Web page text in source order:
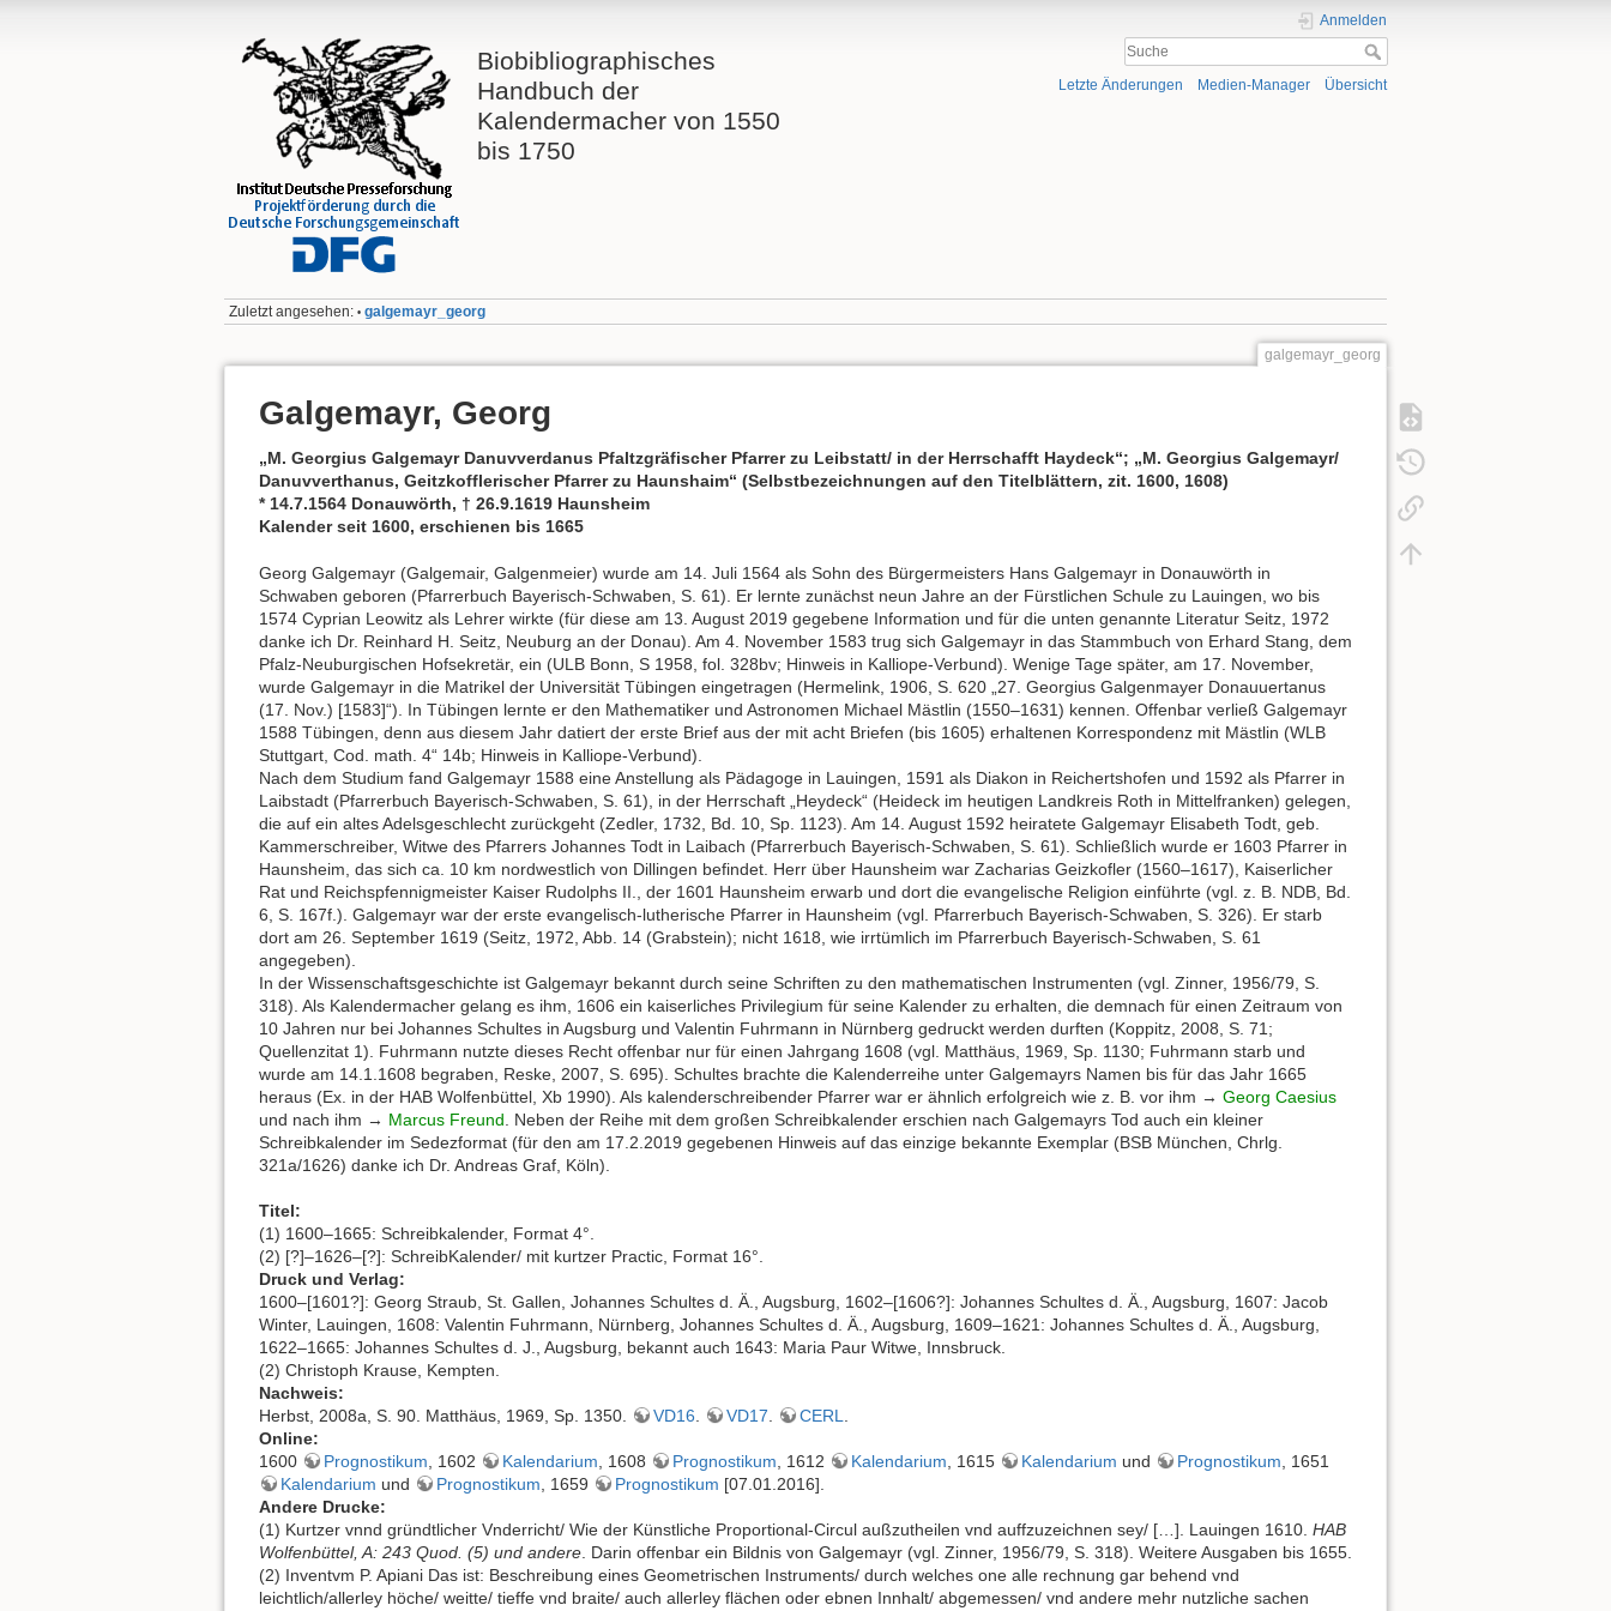
Biobibliographisches
Handbuch der
Kalendermacher von 1550
bis 1750
Anmelden
Letzte Änderungen Medien-Manager Übersicht
Zuletzt angesehen: • galgemayr_georg
galgemayr_georg
Galgemayr, Georg
„M. Georgius Galgemayr Danuvverdanus Pfaltzgräfischer Pfarrer zu Leibstatt/ in der Herrschafft Haydeck“; „M. Georgius Galgemayr/
Danuvverthanus, Geitzkofflerischer Pfarrer zu Haunshaim“ (Selbstbezeichnungen auf den Titelblättern, zit. 1600, 1608)
* 14.7.1564 Donauwörth, † 26.9.1619 Haunsheim
Kalender seit 1600, erschienen bis 1665
Georg Galgemayr (Galgemair, Galgenmeier) wurde am 14. Juli 1564 als Sohn des Bürgermeisters Hans Galgemayr in Donauwörth in
Schwaben geboren (Pfarrerbuch Bayerisch-Schwaben, S. 61). Er lernte zunächst neun Jahre an der Fürstlichen Schule zu Lauingen, wo bis
1574 Cyprian Leowitz als Lehrer wirkte (für diese am 13. August 2019 gegebene Information und für die unten genannte Literatur Seitz, 1972
danke ich Dr. Reinhard H. Seitz, Neuburg an der Donau). Am 4. November 1583 trug sich Galgemayr in das Stammbuch von Erhard Stang, dem
Pfalz-Neuburgischen Hofsekretär, ein (ULB Bonn, S 1958, fol. 328bv; Hinweis in Kalliope-Verbund). Wenige Tage später, am 17. November,
wurde Galgemayr in die Matrikel der Universität Tübingen eingetragen (Hermelink, 1906, S. 620 „27. Georgius Galgenmayer Donauuertanus
(17. Nov.) [1583]“). In Tübingen lernte er den Mathematiker und Astronomen Michael Mästlin (1550–1631) kennen. Offenbar verließ Galgemayr
1588 Tübingen, denn aus diesem Jahr datiert der erste Brief aus der mit acht Briefen (bis 1605) erhaltenen Korrespondenz mit Mästlin (WLB
Stuttgart, Cod. math. 4“ 14b; Hinweis in Kalliope-Verbund).
Nach dem Studium fand Galgemayr 1588 eine Anstellung als Pädagoge in Lauingen, 1591 als Diakon in Reichertshofen und 1592 als Pfarrer in
Laibstadt (Pfarrerbuch Bayerisch-Schwaben, S. 61), in der Herrschaft „Heydeck“ (Heideck im heutigen Landkreis Roth in Mittelfranken) gelegen,
die auf ein altes Adelsgeschlecht zurückgeht (Zedler, 1732, Bd. 10, Sp. 1123). Am 14. August 1592 heiratete Galgemayr Elisabeth Todt, geb.
Kammerschreiber, Witwe des Pfarrers Johannes Todt in Laibach (Pfarrerbuch Bayerisch-Schwaben, S. 61). Schließlich wurde er 1603 Pfarrer in
Haunsheim, das sich ca. 10 km nordwestlich von Dillingen befindet. Herr über Haunsheim war Zacharias Geizkofler (1560–1617), Kaiserlicher
Rat und Reichspfennigmeister Kaiser Rudolphs II., der 1601 Haunsheim erwarb und dort die evangelische Religion einführte (vgl. z. B. NDB, Bd.
6, S. 167f.). Galgemayr war der erste evangelisch-lutherische Pfarrer in Haunsheim (vgl. Pfarrerbuch Bayerisch-Schwaben, S. 326). Er starb
dort am 26. September 1619 (Seitz, 1972, Abb. 14 (Grabstein); nicht 1618, wie irrtümlich im Pfarrerbuch Bayerisch-Schwaben, S. 61
angegeben).
In der Wissenschaftsgeschichte ist Galgemayr bekannt durch seine Schriften zu den mathematischen Instrumenten (vgl. Zinner, 1956/79, S.
318). Als Kalendermacher gelang es ihm, 1606 ein kaiserliches Privilegium für seine Kalender zu erhalten, die demnach für einen Zeitraum von
10 Jahren nur bei Johannes Schultes in Augsburg und Valentin Fuhrmann in Nürnberg gedruckt werden durften (Koppitz, 2008, S. 71;
Quellenzitat 1). Fuhrmann nutzte dieses Recht offenbar nur für einen Jahrgang 1608 (vgl. Matthäus, 1969, Sp. 1130; Fuhrmann starb und
wurde am 14.1.1608 begraben, Reske, 2007, S. 695). Schultes brachte die Kalenderreihe unter Galgemayrs Namen bis für das Jahr 1665
heraus (Ex. in der HAB Wolfenbüttel, Xb 1990). Als kalenderschreibender Pfarrer war er ähnlich erfolgreich wie z. B. vor ihm → Georg Caesius
und nach ihm → Marcus Freund . Neben der Reihe mit dem großen Schreibkalender erschien nach Galgemayrs Tod auch ein kleiner
Schreibkalender im Sedezformat (für den am 17.2.2019 gegebenen Hinweis auf das einzige bekannte Exemplar (BSB München, Chrlg.
321a/1626) danke ich Dr. Andreas Graf, Köln).
Titel:
(1) 1600–1665: Schreibkalender, Format 4°.
(2) [?]–1626–[?]: SchreibKalender/ mit kurtzer Practic, Format 16°.
Druck und Verlag:
1600–[1601?]: Georg Straub, St. Gallen, Johannes Schultes d. Ä., Augsburg, 1602–[1606?]: Johannes Schultes d. Ä., Augsburg, 1607: Jacob
Winter, Lauingen, 1608: Valentin Fuhrmann, Nürnberg, Johannes Schultes d. Ä., Augsburg, 1609–1621: Johannes Schultes d. Ä., Augsburg,
1622–1665: Johannes Schultes d. J., Augsburg, bekannt auch 1643: Maria Paur Witwe, Innsbruck.
(2) Christoph Krause, Kempten.
Nachweis:
Herbst, 2008a, S. 90. Matthäus, 1969, Sp. 1350.
VD16. VD17. CERL.
Online:
1600
Prognostikum, 1602 Kalendarium, 1608 Prognostikum, 1612 Kalendarium, 1615 Kalendarium und Prognostikum, 1651
Kalendarium und Prognostikum, 1659 Prognostikum [07.01.2016].
Andere Drucke:
(1) Kurtzer vnnd gründtlicher Vnderricht/ Wie der Künstliche Proportional-Circul außzutheilen vnd auffzuzeichnen sey/ […]. Lauingen 1610. HAB
Wolfenbüttel, A: 243 Quod. (5) und andere. Darin offenbar ein Bildnis von Galgemayr (vgl. Zinner, 1956/79, S. 318). Weitere Ausgaben bis 1655.
(2) Inventvm P. Apiani Das ist: Beschreibung eines Geometrischen Instruments/ durch welches one alle rechnung gar behend vnd
leichtlich/allerley höche/ weitte/ tieffe vnd braite/ auch allerley flächen oder ebnen Innhalt/ abgemessen/ vnd andere mehr nutzliche sachen